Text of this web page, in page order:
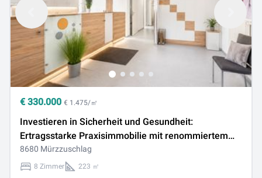
€ 330.000 € 1.475/㎡
Investieren in Sicherheit und Gesundheit:
Ertragsstarke Praxisimmobilie mit renommiertem
Arzt als Mieter und hervorragender Erreichbarkeit
8680 Mürzzuschlag
8 Zimmer 223 ㎡